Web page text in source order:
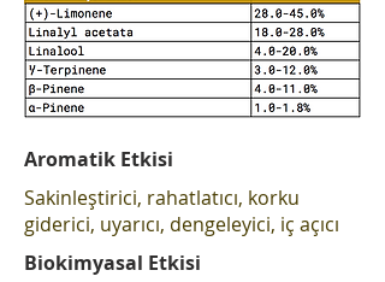
Aromatik Etkisi
Sakinleştirici, rahatlatıcı, korku
giderici, uyarıcı, dengeleyici, iç açıcı
Biokimyasal Etkisi